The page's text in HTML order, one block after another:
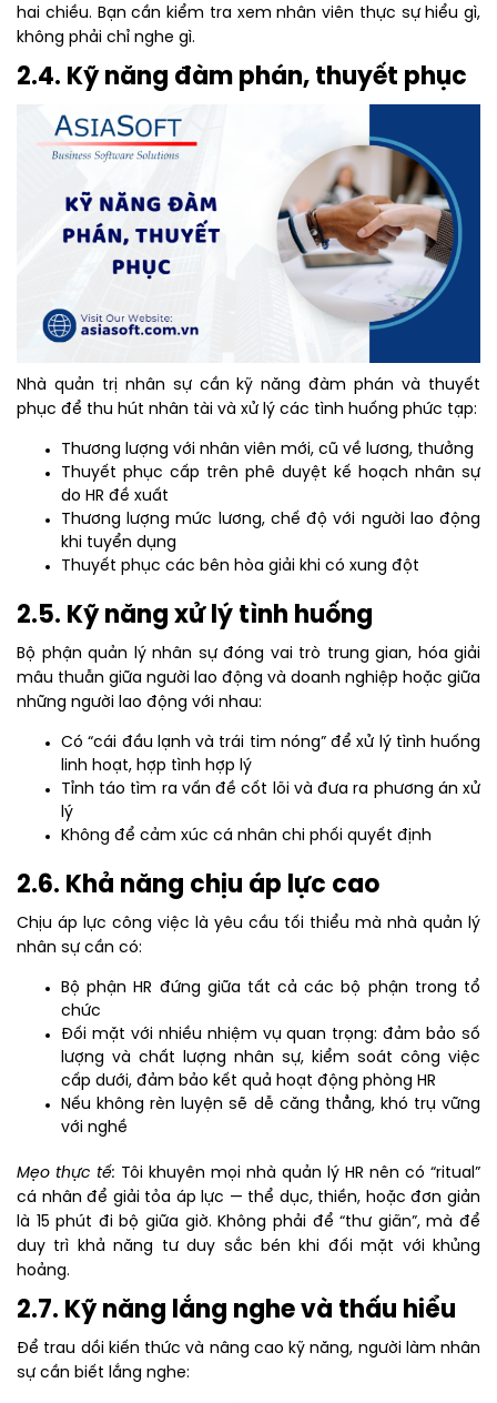
hai chiều. Bạn cần kiểm tra xem nhân viên thực sự hiểu gì,
không phải chỉ nghe gì.
2.4. Kỹ năng đàm phán, thuyết phục
Nhà quản trị nhân sự cần kỹ năng đàm phán và thuyết
phục để thu hút nhân tài và xử lý các tình huống phức tạp:
Thương lượng với nhân viên mới, cũ về lương, thưởng
Thuyết phục cấp trên phê duyệt kế hoạch nhân sự
do HR đề xuất
Thương lượng mức lương, chế độ với người lao động
khi tuyển dụng
Thuyết phục các bên hòa giải khi có xung đột
2.5. Kỹ năng xử lý tình huống
Bộ phận quản lý nhân sự đóng vai trò trung gian, hóa giải
mâu thuẫn giữa người lao động và doanh nghiệp hoặc giữa
những người lao động với nhau:
Có “cái đầu lạnh và trái tim nóng” để xử lý tình huống
linh hoạt, hợp tình hợp lý
Tỉnh táo tìm ra vấn đề cốt lõi và đưa ra phương án xử
lý
Không để cảm xúc cá nhân chi phối quyết định
2.6. Khả năng chịu áp lực cao
Chịu áp lực công việc là yêu cầu tối thiểu mà nhà quản lý
nhân sự cần có:
Bộ phận HR đứng giữa tất cả các bộ phận trong tổ
chức
Đối mặt với nhiều nhiệm vụ quan trọng: đảm bảo số
lượng và chất lượng nhân sự, kiểm soát công việc
cấp dưới, đảm bảo kết quả hoạt động phòng HR
Nếu không rèn luyện sẽ dễ căng thẳng, khó trụ vững
với nghề
Mẹo thực tế: Tôi khuyên mọi nhà quản lý HR nên có “ritual”
cá nhân để giải tỏa áp lực — thể dục, thiền, hoặc đơn giản
là 15 phút đi bộ giữa giờ. Không phải để “thư giãn”, mà để
duy trì khả năng tư duy sắc bén khi đối mặt với khủng
hoảng.
2.7. Kỹ năng lắng nghe và thấu hiểu
Để trau dồi kiến thức và nâng cao kỹ năng, người làm nhân
sự cần biết lắng nghe: